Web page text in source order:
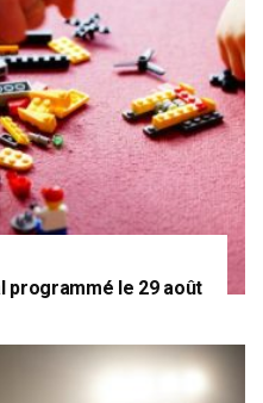
programmé le 29 août